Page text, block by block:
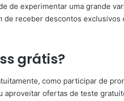
de experimentar uma grande
receber descontos exclusivos
grátis?
como participar de
aproveitar ofertas de teste